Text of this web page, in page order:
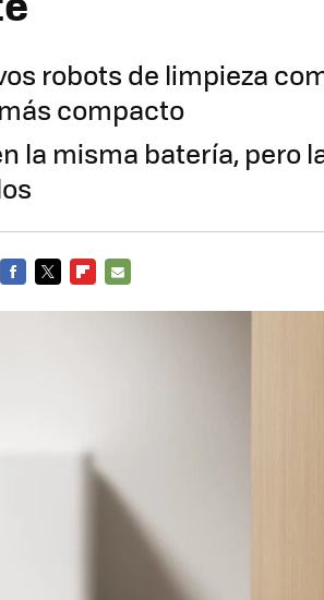
robots de limpieza
compacto
la misma batería, pero